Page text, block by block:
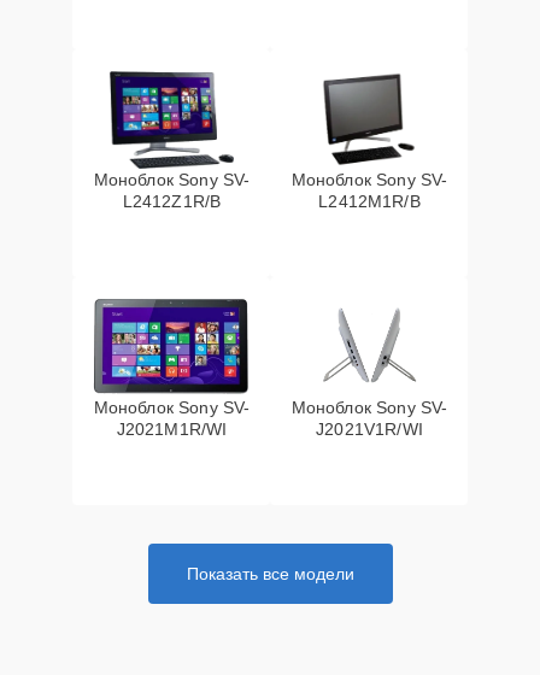
Моноблок Sony SV-
L2412Z1R/B
Моноблок Sony SV-
L2412M1R/B
Моноблок Sony SV-
J2021M1R/WI
Моноблок Sony SV-
J2021V1R/WI
Показать все модели